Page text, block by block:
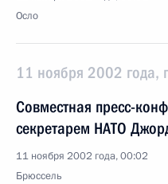
Осло
11 ноября 2002 года,
Совместная пресс-
секретарем НАТО
11 ноября 2002 года, 00:02
Брюссель